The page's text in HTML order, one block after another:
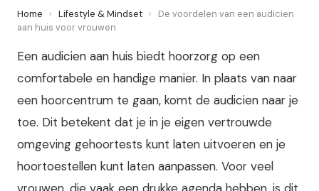
Home › Lifestyle & Mindset ›
De voordelen van een audicien
aan huis voor vrouwen
Een audicien aan huis biedt hoorzorg op een
comfortabele en handige manier. In plaats van naar
een hoorcentrum te gaan, komt de audicien naar je
toe. Dit betekent dat je in je eigen vertrouwde
omgeving gehoortests kunt laten uitvoeren en je
hoortoestellen kunt laten aanpassen. Voor veel